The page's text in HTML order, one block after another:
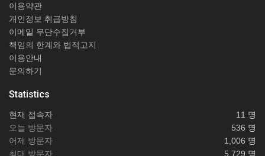
이용약관
개인정보 취급방침
이메일 무단수집거부
책임의 한계와 법적고지
이용안내
문의하기
Statistics
현재 접속자
11 명
오늘 방문자
536 명
어제 방문자
1,006 명
최대 방문자
5,729 명